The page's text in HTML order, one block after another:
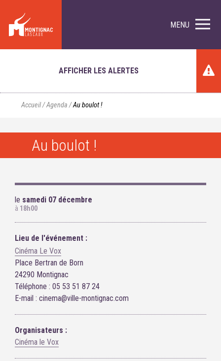
MENU
AFFICHER LES ALERTES
Accueil/Agenda /Au boulot !
Au boulot !
le samedi 07 décembre
à 18h00
Lieu de l'événement :
Cinéma Le Vox
Place Bertran de Born
24290 Montignac
Téléphone : 05 53 51 87 24
E-mail : cinema@ville-montignac.com
Organisateurs :
Cinéma le Vox